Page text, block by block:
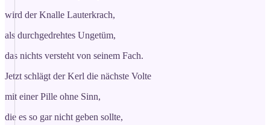
wird der Knalle Lauterkrach,
als durchgedrehtes Ungetüm,
das nichts versteht von seinem Fach.
Jetzt schlägt der Kerl die nächste Volte
mit einer Pille ohne Sinn,
die es so gar nicht geben sollte,